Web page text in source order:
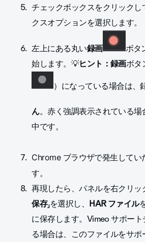
チェックボックスをクリックし
クスオプションを選択します。
左上にある丸い録画
ボタ
始します。 💡ヒント：録画ボタ
）になっている場合は、
ん。赤く強調表示されている場
中です。
Chrome ブラウザで発生してい
す。
再現したら、パネルを右クリッ
保存」を選択し、 HAR ファイル
に保存します。 Vimeo サポー
る場合は、このファイルをサ